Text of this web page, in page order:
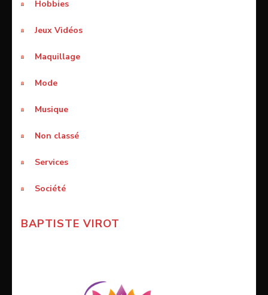
Hobbies
Jeux Vidéos
Maquillage
Mode
Musique
Non classé
Services
Société
BAPTISTE VIROT